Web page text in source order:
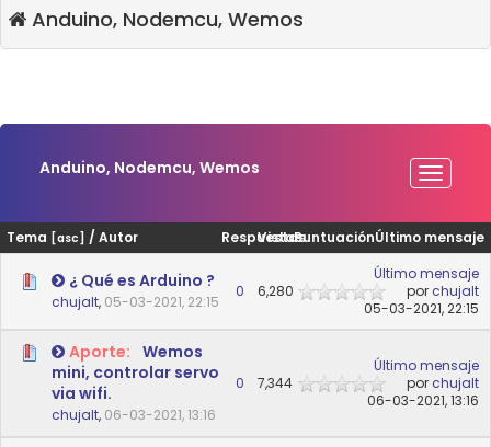
Anduino, Nodemcu, Wemos
Anduino, Nodemcu, Wemos
Tema [asc] / Autor Respuestas
VistasPuntuaciónÚltimo mensaje
¿ Qué es Arduino ?
chujalt, 05-03-2021, 22:15
0 6,280
Último mensaje
por chujalt
05-03-2021, 22:15
Aporte: Wemos
mini, controlar servo
via wifi.
chujalt, 06-03-2021, 13:16
0 7,344
Último mensaje
por chujalt
06-03-2021, 13:16